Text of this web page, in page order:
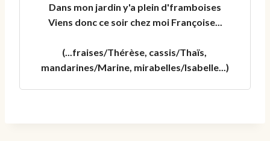
Dans mon jardin y'a plein d'framboises
Viens donc ce soir chez moi Françoise...
(...fraises/Thérèse, cassis/Thaïs,